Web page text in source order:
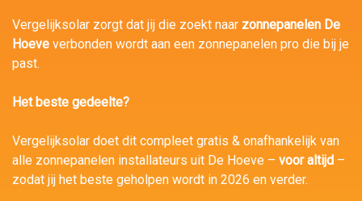
Vergelijksolar zorgt dat jij die zoekt naar zonnepanelen De
Hoeve verbonden wordt aan een zonnepanelen pro die bij je
past.
Het beste gedeelte?
Vergelijksolar doet dit compleet gratis & onafhankelijk van
alle zonnepanelen installateurs uit De Hoeve – voor altijd –
zodat jij het beste geholpen wordt in 2026 en verder.